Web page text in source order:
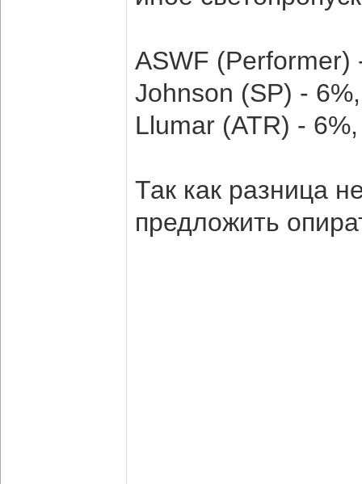
ASWF (Performer)
Johnson (SP) -
Llumar (ATR) -
Так как разница
предложить